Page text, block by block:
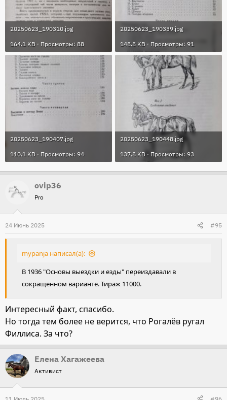
20250623_190310.jpg
164.1 KB · Просмотры: 88
20250623_190339.jpg
148.8 KB · Просмотры: 91
20250623_190407.jpg
110.1 KB · Просмотры: 94
20250623_190448.jpg
137.8 KB · Просмотры: 93
ovip36
Pro
24 Июнь 2025 #95
mypanja написал(а):
В 1936 "Основы выездки и езды" переиздавали в
сокращенном варианте. Тираж 11000.
Интересный факт, спасибо.
Но тогда тем более не верится, что Рогалёв ругал
Филлиса. За что?
Елена Хагажеева
Активист